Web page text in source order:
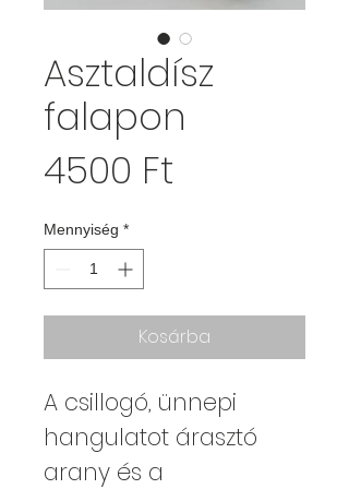
Asztaldísz
falapon
4500 Ft
Mennyiség *
Kosárba
A csillogó, ünnepi
hangulatot árasztó
arany és a